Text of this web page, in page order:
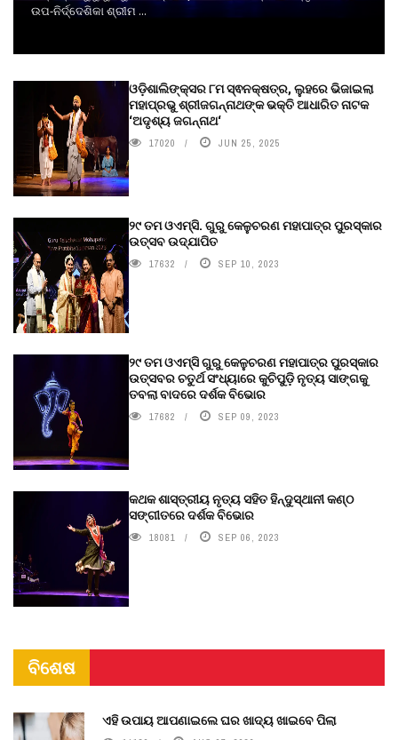
ଉପ-ନିର୍ଦ୍ଦେଶିକା ଶ୍ରୀମ ...
ଓଡ଼ିଶାଲିଙ୍କ୍ସର ୮ମ ସ୍ଵନକ୍ଷତ୍ର, ଲୁହରେ ଭିଜାଇଲା
ମହାପ୍ରଭୁ ଶ୍ରୀଜଗନ୍ନାଥଙ୍କ ଭକ୍ତି ଆଧାରିତ ନାଟକ
‘ଅଦୃଶ୍ୟ ଜଗନ୍ନାଥ‘
17020 JUN 25, 2025
୨୯ ତମ ଓଏମ୍‌ସି. ଗୁରୁ କେଳୁଚରଣ ମହାପାତ୍ର ପୁରସ୍କାର
ଉତ୍ସବ ଉଦ୍‍ଯାପିତ
17632 SEP 10, 2023
୨୯ ତମ ଓଏମ୍‌ସି ଗୁରୁ କେଳୁଚରଣ ମହାପାତ୍ର ପୁରସ୍କାର
ଉତ୍ସବର ଚତୁର୍ଥ ସଂଧ୍ୟାରେ କୁଚିପୁଡ଼ି ନୃତ୍ୟ ସାଙ୍ଗକୁ
ତବଲା ବାଦରେ ଦର୍ଶକ ବିଭୋର
17682 SEP 09, 2023
କଥକ ଶାସ୍ତ୍ରୀୟ ନୃତ୍ୟ ସହିତ ହିନ୍ଦୁସ୍ଥାନୀ କଣ୍ଠ
ସଙ୍ଗୀତରେ ଦର୍ଶକ ବିଭୋର
18081 SEP 06, 2023
ବିଶେଷ
ଏହି ଉପାୟ ଆପଣାଇଲେ ଘର ଖାଦ୍ୟ ଖାଇବେ ପିଲା